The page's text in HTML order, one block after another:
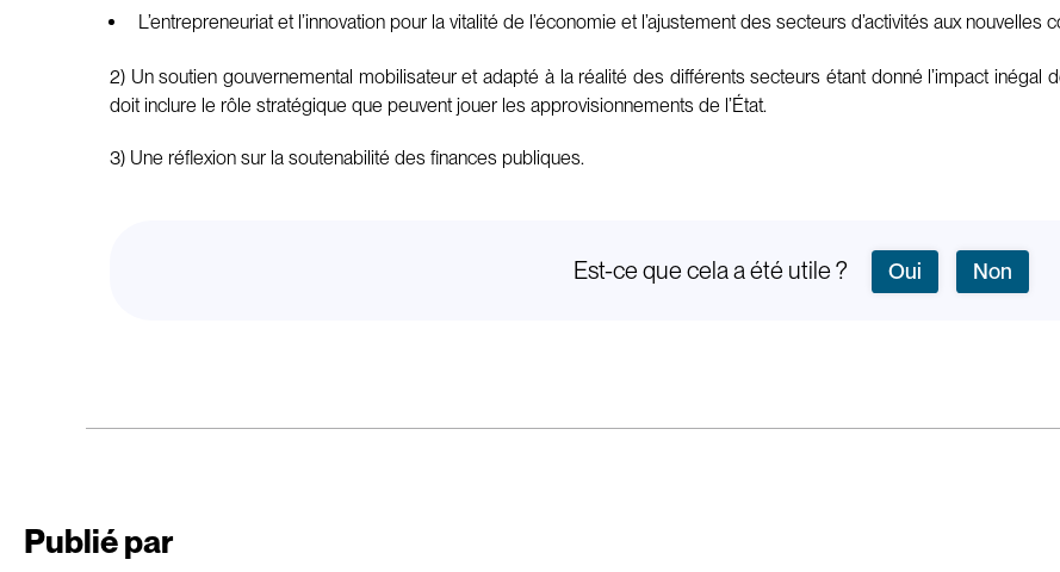
L’entrepreneuriat et l’innovation pour la vitalité de l’économie et l’ajustement des secteurs d’activités aux nouvelles
2) Un soutien gouvernemental mobilisateur et adapté à la réalité des différents secteurs étant donné l’impact inégal
doit inclure le rôle stratégique que peuvent jouer les approvisionnements de l’État.
3) Une réflexion sur la soutenabilité des finances publiques.
Est-ce que cela a été utile ? Oui Non
Publié par